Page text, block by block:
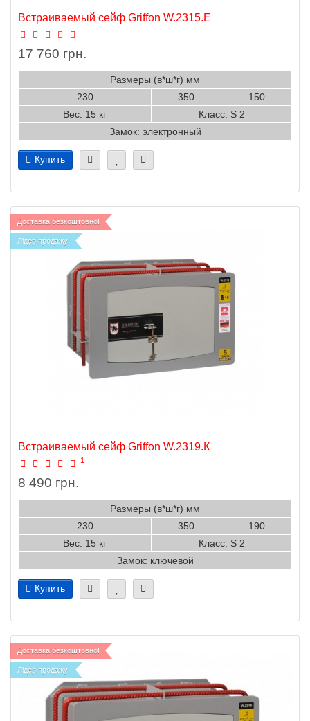
Встраиваемый сейф Griffon W.2315.Е
17 760 грн.
Размеры (в*ш*г) мм
230
350
150
Вес: 15 кг
Класс: S 2
Замок: электронный
Купить
Доставка безкоштовно!
Лідер продажу!
Встраиваемый сейф Griffon W.2319.К
1
8 490 грн.
Размеры (в*ш*г) мм
230
350
190
Вес: 15 кг
Класс: S 2
Замок: ключевой
Купить
Доставка безкоштовно!
Лідер продажу!